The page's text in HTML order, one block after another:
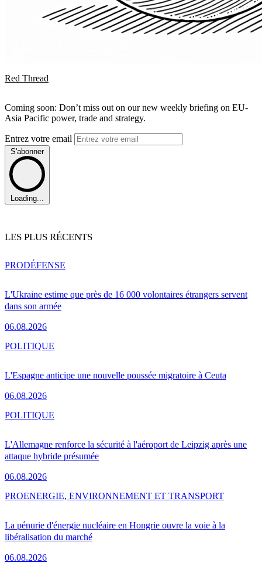
Red Thread
Coming soon: Don’t miss out on our new weekly briefing on EU-
Asia Pacific power, trade and strategy.
Entrez votre email
S'abonner
Loading...
LES PLUS RÉCENTS
L'Ukraine estime que près de 16 000 volontaires étrangers servent
dans son armée
06.08.2026
PRODÉFENSE
L'Espagne anticipe une nouvelle poussée migratoire à Ceuta
06.08.2026
POLITIQUE
L'Allemagne renforce la sécurité à l'aéroport de Leipzig après une
attaque hybride présumée
06.08.2026
POLITIQUE
La pénurie d'énergie nucléaire en Hongrie ouvre la voie à la
libéralisation du marché
06.08.2026
PROENERGIE, ENVIRONNEMENT ET TRANSPORT